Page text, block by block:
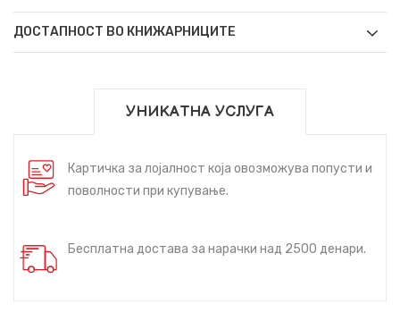
ДОСТАПНОСТ ВО КНИЖАРНИЦИТЕ
УНИКАТНА УСЛУГА
Картичка за лојалност која овозможува попусти и
поволности при купување.
Бесплатна достава за нарачки над 2500 денари.